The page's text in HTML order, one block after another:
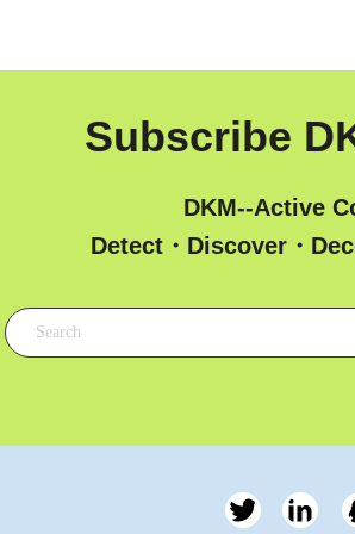
Subscribe
DKM--Active
Detect・Discover・